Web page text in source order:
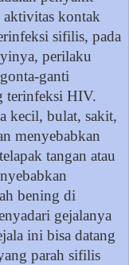
aktivitas kontak
sifilis, pada
perilaku
ganti
terinfeksi HIV.
kecil, bulat, sakit,
menyebabkan
tangan atau
bening di
gejalanya
ini bisa datang
parah sifilis